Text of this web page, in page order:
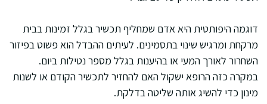
דוגמה היפותטית היא אדם שמחליף תכשיר בגלל זמינות בבית
מרקחת ומרגיש שינוי בתסמינים. לעיתים ההבדל הוא פשוט בפיזור
השחרור לאורך המעי או בהיענות בגלל מספר נטילות ביום.
במקרה כזה הרופא ישקול האם להחזיר לתכשיר הקודם או לשנות
מינון כדי להשיג אותה שליטה בדלקת.